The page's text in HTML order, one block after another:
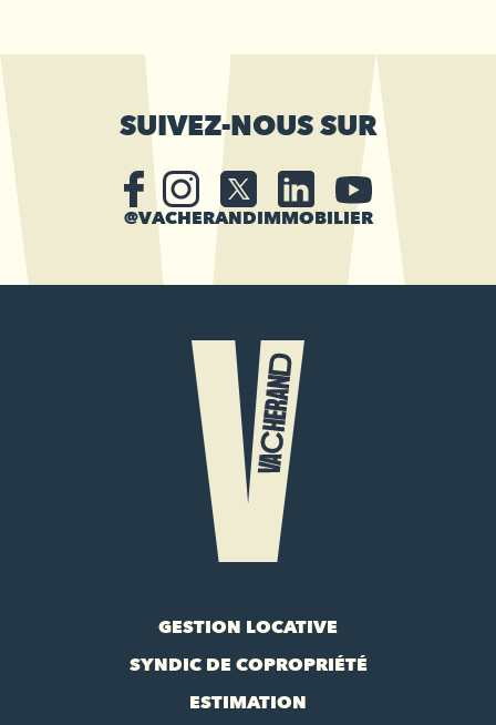
SUIVEZ-NOUS SUR
@VACHERANDIMMOBILIER
GESTION LOCATIVE
SYNDIC DE COPROPRIÉTÉ
ESTIMATION